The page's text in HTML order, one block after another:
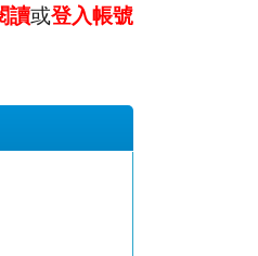
讀或登入帳號